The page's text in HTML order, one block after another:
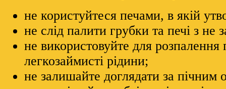
не користуйтеся печами, в якій
не слід палити грубки та печі з не
не використовуйте для розпалення
легкозаймисті рідини;
не залишайте доглядати за пічним